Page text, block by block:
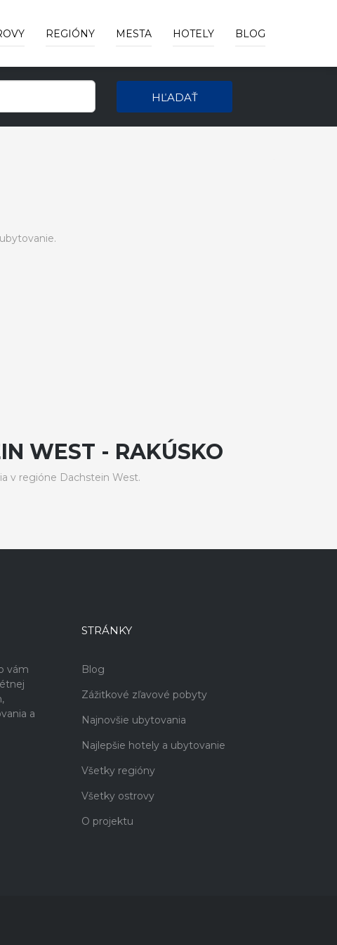
REGIÓNY MESTA HOTELY BLOG
HĽADAŤ
WEST - RAKÚSKO
v regióne Dachstein West.
vám
a
STRÁNKY
Blog
Zážitkové zľavové pobyty
Najnovšie ubytovania
Najlepšie hotely a ubytovanie
Všetky regióny
Všetky ostrovy
O projektu